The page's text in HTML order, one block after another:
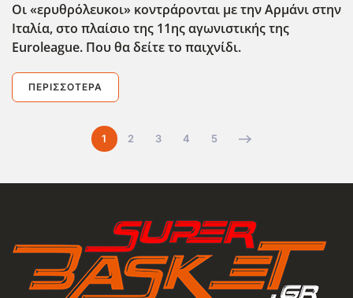
Οι «ερυθρόλευκοι» κοντράρονται με την Αρμάνι στην
Ιταλία, στο πλαίσιο της 11ης αγωνιστικής της
Euroleague. Που θα δείτε το παιχνίδι.
ΠΕΡΙΣΣΌΤΕΡΑ
1 2 3 4 5